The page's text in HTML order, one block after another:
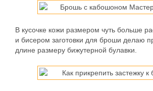
В кусочке кожи размером чуть больше
и бисером заготовки для броши делаю
длине размеру бижутерной булавки.